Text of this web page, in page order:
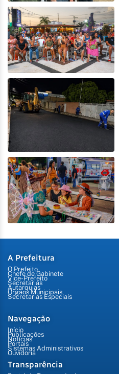
A Prefeitura
O Prefeito
Chefe de Gabinete
Vice-Prefeito
Secretarias
Autarquias
Órgãos Municipais
Secretarias Especiais
Navegação
Início
Publicações
Notícias
Portais
Sistemas Administrativos
Ouvidoria
Transparência